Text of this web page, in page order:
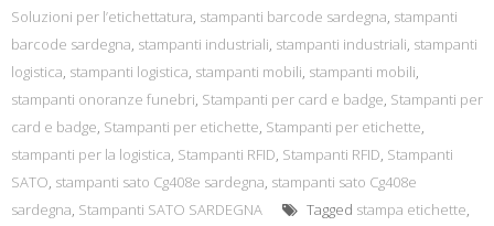
Soluzioni per l’etichettatura, stampanti barcode sardegna, stampanti
barcode sardegna, stampanti industriali, stampanti industriali, stampanti
logistica, stampanti logistica, stampanti mobili, stampanti mobili,
stampanti onoranze funebri, Stampanti per card e badge, Stampanti per
card e badge, Stampanti per etichette, Stampanti per etichette,
stampanti per la logistica, Stampanti RFID, Stampanti RFID, Stampanti
SATO, stampanti sato Cg408e sardegna, stampanti sato Cg408e
sardegna, Stampanti SATO SARDEGNA Tagged stampa etichette,